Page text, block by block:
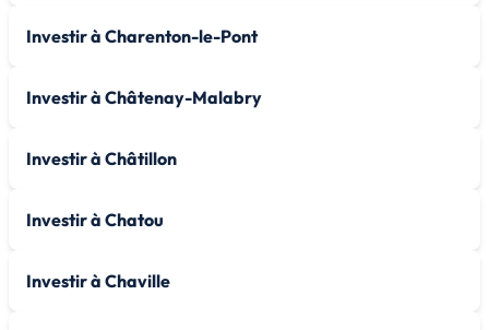
Investir à Charenton-le-Pont
Investir à Châtenay-Malabry
Investir à Châtillon
Investir à Chatou
Investir à Chaville